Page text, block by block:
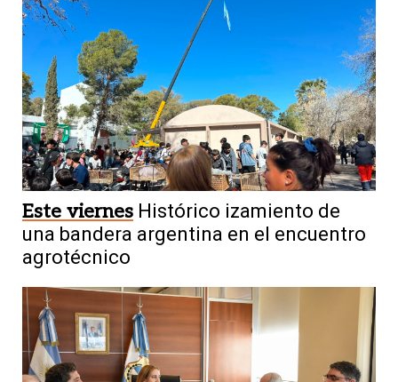
Este viernes Histórico izamiento de
una bandera argentina en el encuentro
agrotécnico